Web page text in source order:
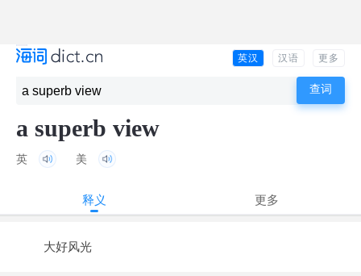
英汉 汉语 更多
a superb view
英 美
释义 更多
大好风光